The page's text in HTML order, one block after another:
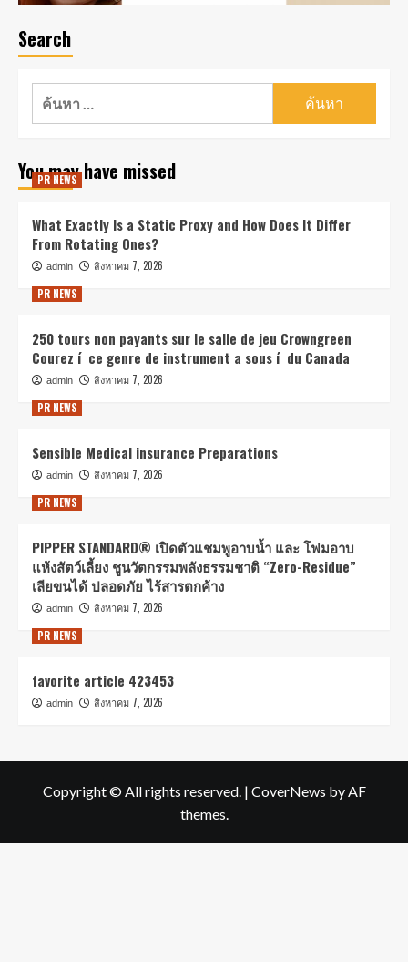
Search
You may have missed
PR NEWS
What Exactly Is a Static Proxy and How Does It Differ
From Rotating Ones?
admin
สิงหาคม 7, 2026
PR NEWS
250 tours non payants sur le salle de jeu Crowngreen
Courez í ce genre de instrument a sous í du Canada
admin
สิงหาคม 7, 2026
PR NEWS
Sensible Medical insurance Preparations
admin
สิงหาคม 7, 2026
PR NEWS
PIPPER STANDARD® เปิดตัวแชมพูอาบน้ำ และ โฟมอาบ
แห้งสัตว์เลี้ยง ชูนวัตกรรมพลังธรรมชาติ “Zero-Residue”
เลียขนได้ ปลอดภัย ไร้สารตกค้าง
admin
สิงหาคม 7, 2026
PR NEWS
favorite article 423453
admin สิงหาคม 7, 2026
Copyright © All rights reserved. | CoverNews by AF
themes.